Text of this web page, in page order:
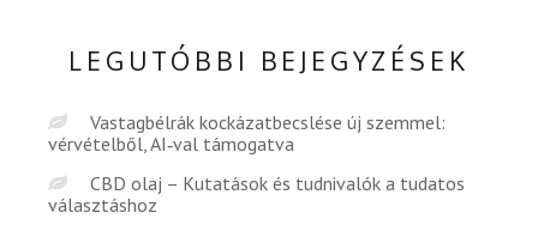
LEGUTÓBBI BEJEGYZÉSEK
Vastagbélrák kockázatbecslése új szemmel:
vérvételből, AI‑val támogatva
CBD olaj – Kutatások és tudnivalók a tudatos
választáshoz